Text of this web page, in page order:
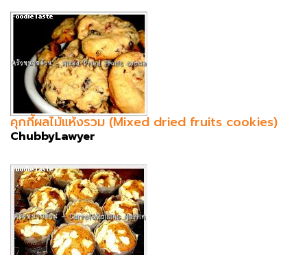
คุกกี้ผลไม้แห้งรวม (Mixed dried fruits cookies)
ChubbyLawyer